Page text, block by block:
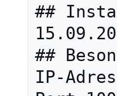
##
##
IP-